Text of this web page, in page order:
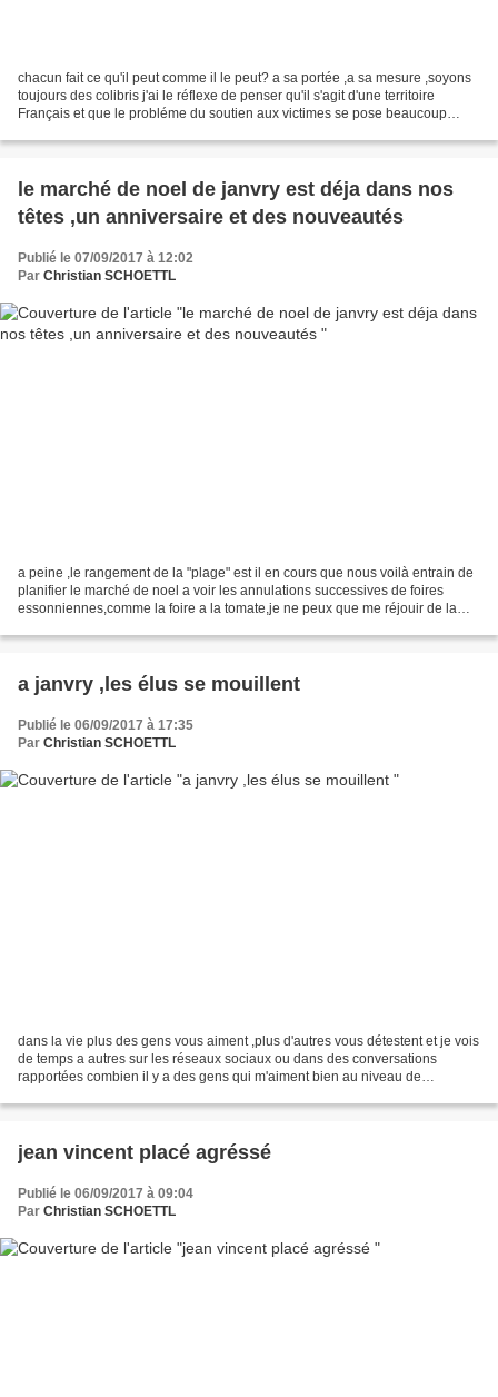
chacun fait ce qu'il peut comme il le peut? a sa portée ,a sa mesure ,soyons
toujours des colibris j'ai le réflexe de penser qu'il s'agit d'une territoire
Français et que le probléme du soutien aux victimes se pose beaucoup
le marché de noel de janvry est déja dans nos
têtes ,un anniversaire et des nouveautés
Publié le 07/09/2017 à 12:02
Par Christian SCHOETTL
a peine ,le rangement de la "plage" est il en cours que nous voilà entrain de
planifier le marché de noel a voir les annulations successives de foires
essonniennes,comme la foire a la tomate,je ne peux que me réjouir de la
a janvry ,les élus se mouillent
Publié le 06/09/2017 à 17:35
Par Christian SCHOETTL
dans la vie plus des gens vous aiment ,plus d'autres vous détestent et je vois
de temps a autres sur les réseaux sociaux ou dans des conversations
rapportées combien il y a des gens qui m'aiment bien au niveau de
jean vincent placé agréssé
Publié le 06/09/2017 à 09:04
Par Christian SCHOETTL